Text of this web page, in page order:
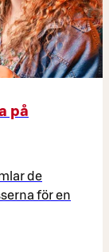
på
de
för en